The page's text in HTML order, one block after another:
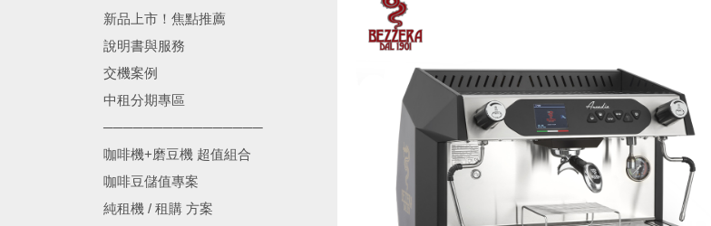
新品上市！焦點推薦
說明書與服務
交機案例
中租分期專區
────────────────
咖啡機+磨豆機 超值組合
咖啡豆儲值專案
純租機 / 租購 方案